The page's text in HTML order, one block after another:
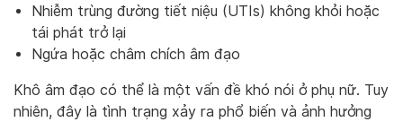
Nhiễm trùng đường tiết niệu (UTIs) không khỏi hoặc
tái phát trở lại
Ngứa hoặc châm chích âm đạo
Khô âm đạo có thể là một vấn đề khó nói ở phụ nữ. Tuy
nhiên, đây là tình trạng xảy ra phổ biến và ảnh hưởng